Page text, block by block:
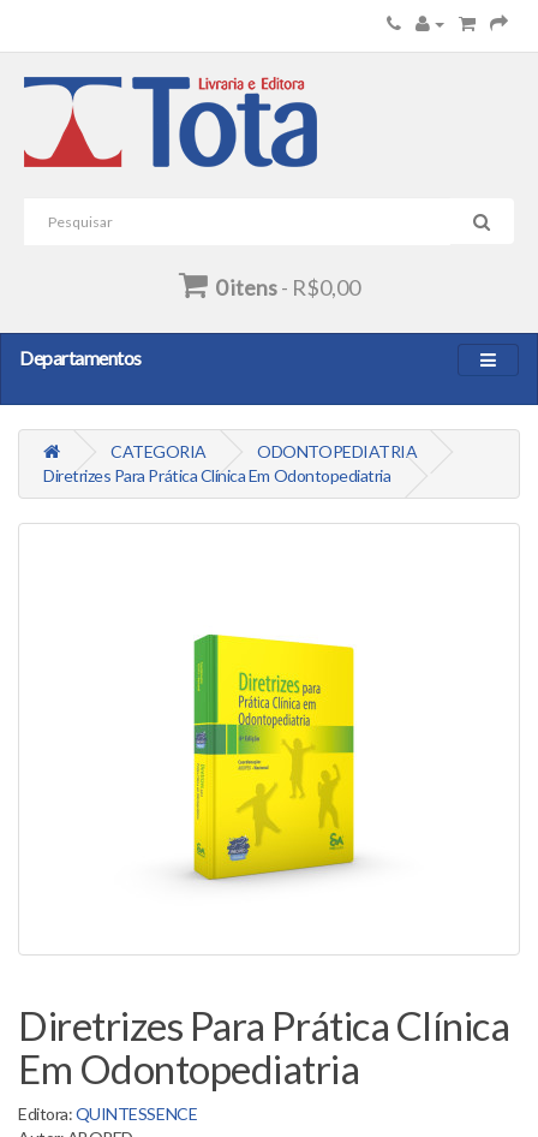
0 itens- R$0,00
Departamentos
CATEGORIA
ODONTOPEDIATRIA
Diretrizes Para Prática Clínica Em Odontopediatria
Diretrizes Para Prática Clínica
Em Odontopediatria
Editora:QUINTESSENCE